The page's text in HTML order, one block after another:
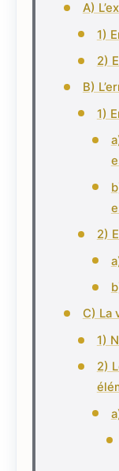
A)
1)
2)
B)
1)
2)
C) La
1)
2)